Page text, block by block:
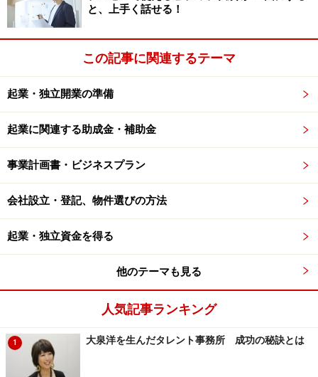
やる気の大敵は、「負け癖」をつけてしま
うこと
ぎるということがあります。どんな夢も目標も、あきら
めないでガンバリ続ければ必ずかなうと信じて、努力で
きる間は高いモチベーションを維持できます。しかし、
半年、１年とやっていくうちに、実現する可能性が低い
ことが分かってくると、そのとたんにやる気は途切れて
恐いことは、何かにチャレンジするたびに、途中で挫折
ことです。頭の中では、「ガンバろう！夢はかなう！」
という前向きに考える思考回路が閉ざされて、「ガンバ
ってもまたダメかもしれない」という思考回路が形成さ
れてしまいます。すると、仕事に意欲が持てなくなった
り、つい悲観的物事を考えるようになってしまいます。
これは、１人でビジネスをしていく上で、絶対に避けた
と、上手く話せる！
この記事に関連するテーマ
起業・独立開業の準備
起業に関連する助成金・補助金
事業計画書・ビジネスプラン
会社設立・登記、物件選びの方法
起業・独立資金を得る
他のテーマも見る
人気記事ランキング
1 大泉洋を生んだタレント事務所 成功の秘訣とは